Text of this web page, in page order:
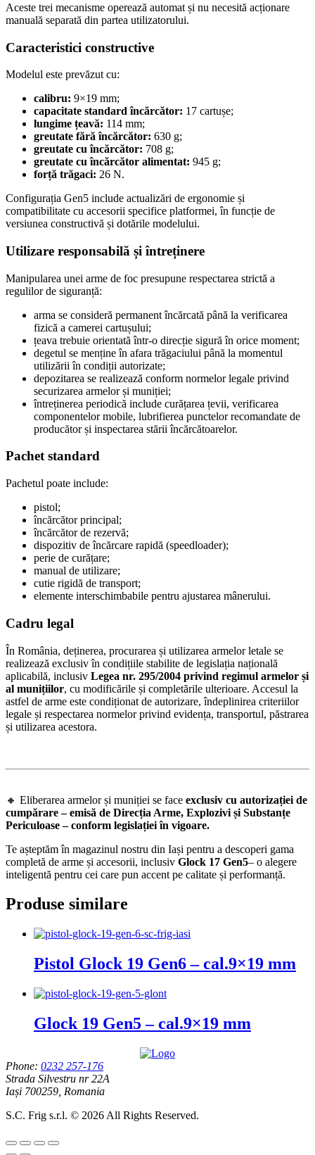
Aceste trei mecanisme operează automat și nu necesită acționare
manuală separată din partea utilizatorului.
Caracteristici constructive
Modelul este prevăzut cu:
calibru: 9×19 mm;
capacitate standard încărcător: 17 cartușe;
lungime țeavă: 114 mm;
greutate fără încărcător: 630 g;
greutate cu încărcător: 708 g;
greutate cu încărcător alimentat: 945 g;
forță trăgaci: 26 N.
Configurația Gen5 include actualizări de ergonomie și
compatibilitate cu accesorii specifice platformei, în funcție de
versiunea constructivă și dotările modelului.
Utilizare responsabilă și întreținere
Manipularea unei arme de foc presupune respectarea strictă a
regulilor de siguranță:
arma se consideră permanent încărcată până la verificarea
fizică a camerei cartușului;
țeava trebuie orientată într-o direcție sigură în orice moment;
degetul se menține în afara trăgaciului până la momentul
utilizării în condiții autorizate;
depozitarea se realizează conform normelor legale privind
securizarea armelor și muniției;
întreținerea periodică include curățarea țevii, verificarea
componentelor mobile, lubrifierea punctelor recomandate de
producător și inspectarea stării încărcătoarelor.
Pachet standard
Pachetul poate include:
pistol;
încărcător principal;
încărcător de rezervă;
dispozitiv de încărcare rapidă (speedloader);
perie de curățare;
manual de utilizare;
cutie rigidă de transport;
elemente interschimbabile pentru ajustarea mânerului.
Cadru legal
În România, deținerea, procurarea și utilizarea armelor letale se
realizează exclusiv în condițiile stabilite de legislația națională
aplicabilă, inclusiv Legea nr. 295/2004 privind regimul armelor și
al munițiilor, cu modificările și completările ulterioare. Accesul la
astfel de arme este condiționat de autorizare, îndeplinirea criteriilor
legale și respectarea normelor privind evidența, transportul, păstrarea
și utilizarea acestora.
🔸 Eliberarea armelor și muniției se face exclusiv cu autorizației de
cumpărare – emisă de Direcția Arme, Explozivi și Substanțe
Periculoase – conform legislației în vigoare.
Te așteptăm în magazinul nostru din Iași pentru a descoperi gama
completă de arme și accesorii, inclusiv Glock 17 Gen5– o alegere
inteligentă pentru cei care pun accent pe calitate și performanță.
Produse similare
Pistol Glock 19 Gen6 – cal.9×19 mm
Glock 19 Gen5 – cal.9×19 mm
Phone: 0232 257-176
Strada Silvestru nr 22A
Iași 700259, Romania
S.C. Frig s.r.l. © 2026 All Rights Reserved.